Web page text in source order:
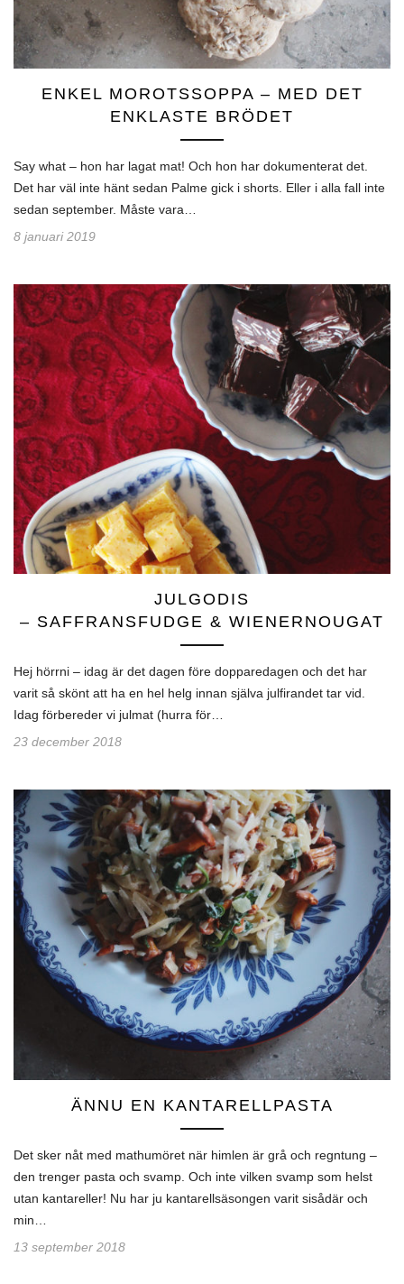
ENKEL MOROTSSOPPA – MED DET
ENKLASTE BRÖDET
Say what – hon har lagat mat! Och hon har dokumenterat det.
Det har väl inte hänt sedan Palme gick i shorts. Eller i alla fall inte
sedan september. Måste vara…
8 januari 2019
JULGODIS
– SAFFRANSFUDGE & WIENERNOUGAT
Hej hörrni – idag är det dagen före dopparedagen och det har
varit så skönt att ha en hel helg innan själva julfirandet tar vid.
Idag förbereder vi julmat (hurra för…
23 december 2018
ÄNNU EN KANTARELLPASTA
Det sker nåt med mathumöret när himlen är grå och regntung –
den trenger pasta och svamp. Och inte vilken svamp som helst
utan kantareller! Nu har ju kantarellsäsongen varit sisådär och
min…
13 september 2018